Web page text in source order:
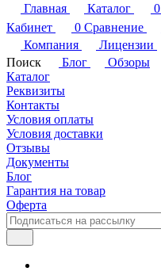
Главная
Каталог 0
Кабинет
0 Сравнение
Компания
Лицензии
Поиск
Блог
Обзоры
Каталог
Реквизиты
Контакты
Условия оплаты
Условия доставки
Отзывы
Документы
Блог
Гарантия на товар
Оферта